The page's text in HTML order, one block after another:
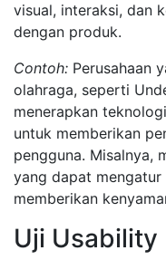
visual, interaksi, dan
dengan produk.
Contoh: Perusahaan
olahraga, seperti
menerapkan
untuk memberikan
pengguna. Misalnya,
yang dapat mengatur
memberikan
Uji Usability